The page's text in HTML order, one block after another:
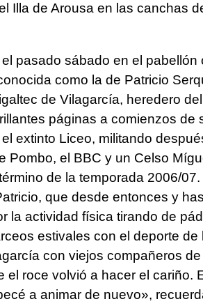
Illa de Arousa en las canchas
pasado sábado en el pabellón
como la de Patricio
de Vilagarcía, heredero
páginas a comienzos de
extinto Liceo, militando
Pombo, el BBC y un Celso
de la temporada 2006/07.
que desde entonces y
la actividad física tirando de
estivales con el deporte de
con viejos compañeros
el roce volvió a hacer el cariño.
a animar de nuevo»,